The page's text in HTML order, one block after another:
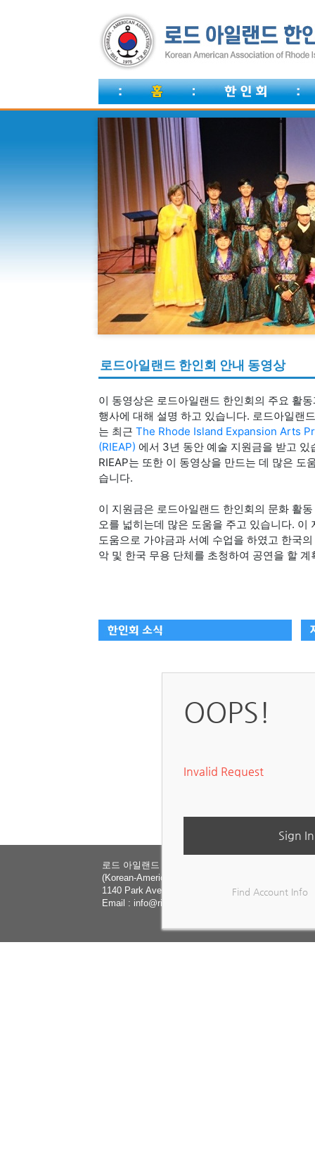
로드아일랜드 한인회 안내 동영상
이 동영상은 로드아일랜드 한인회의 주요 활
행사에 대해 설명 하고 있습니다. 로드아일랜
는 최근 The Rhode Island Expansion Arts
(RIEAP) 에서 3년 동안 예술 지원금을 받고 있
RIEAP는 또한 이 동영상을 만드는 데 많은 도
습니다.
이 지원금은 로드아일랜드 한인회의 문화 활
오를 넓히는데 많은 도움을 주고 있습니다. 이
도움으로 가야금과 서예 수업을 하였고 한국
악 및 한국 무용 단체를 초청하여 공연을 할 계
OOPS!
Invalid Request
Sign In
Find Account Info
로드 아일랜드 한인회
(Korean-American Association of Rhode Island)
1140 Park Avenue, Cranston, RI 02910
Email : info@rikorean.org